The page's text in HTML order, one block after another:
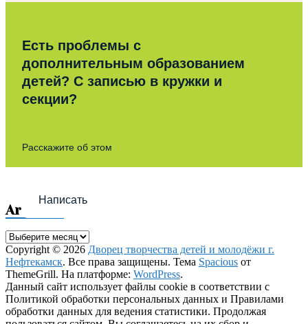
Есть проблемы с
дополнительным образованием
детей? С записью в кружки и
секции?
Расскажите об этом
Написать
Archives
Archives
Copyright © 2026 Дворец творчества детей и молодёжи г.
Нефтекамск. Все права защищены. Тема Spacious от
ThemeGrill. На платформе: WordPress.
Данный сайт использует файлы cookie в соответствии с
Политикой обработки персональных данных и Правилами
обработки данных для ведения статистики. Продолжая